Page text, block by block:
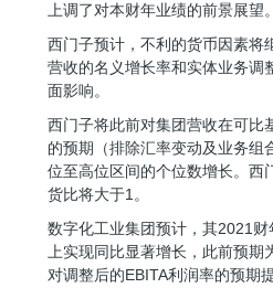
上调了对本财年业绩的前景展望。
西门子预计，不利的货币因素将
营收的名义增长率和实体业务调
面影响。
西门子将此前对集团营收在可比
的预期（排除汇率变动及业务组
位至高位区间的个位数增长。西
货比将大于1。
数字化工业集团预计，其2021
上实现同比显著增长，此前预
对调整后的EBITA利润率的预期